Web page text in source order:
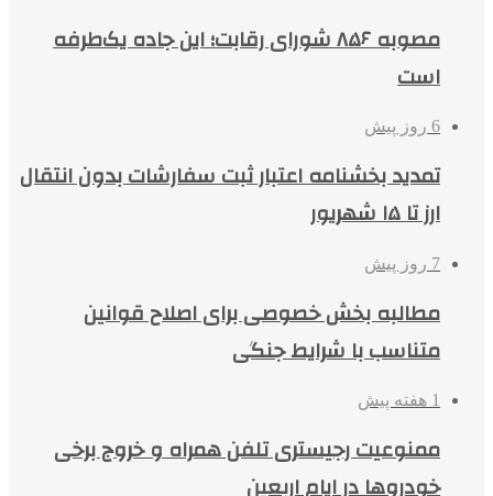
مصوبه ۸۵۶ شورای رقابت؛ این جاده یک‌طرفه
است
6 روز پیش
تمدید بخشنامه اعتبار ثبت سفارشات بدون انتقال
ارز تا ۱۵ شهریور
7 روز پیش
مطالبه بخش خصوصی برای اصلاح قوانین
متناسب با شرایط جنگی
1 هفته پیش
ممنوعیت رجیستری تلفن همراه و خروج برخی
خودروها در ایام اربعین